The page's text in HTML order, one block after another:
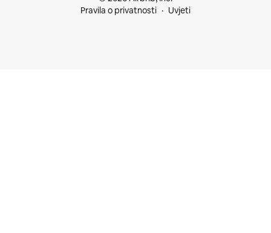
Pravila o privatnosti
Uvjeti